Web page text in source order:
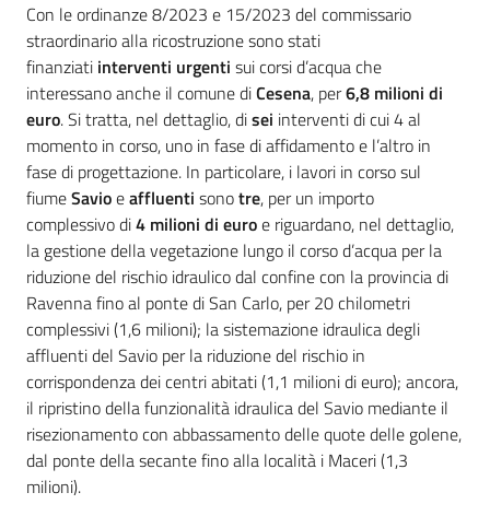
Con le ordinanze 8/2023 e 15/2023 del commissario
straordinario alla ricostruzione sono stati
finanziati interventi urgenti sui corsi d’acqua che
interessano anche il comune diCesena, per6,8 milioni di
euro. Si tratta, nel dettaglio, disei interventi di cui 4 al
momento in corso, uno in fase di affidamento e l’altro in
fase di progettazione. In particolare, i lavori in corso sul
fiumeSavioeaffluenti sonotre, per un importo
complessivo di4 milioni di euroe riguardano, nel dettaglio,
la gestione della vegetazione lungo il corso d’acqua per la
riduzione del rischio idraulico dal confine con la provincia di
Ravenna fino al ponte di San Carlo, per 20 chilometri
complessivi (1,6 milioni); la sistemazione idraulica degli
affluenti del Savio per la riduzione del rischio in
corrispondenza dei centri abitati (1,1 milioni di euro); ancora,
il ripristino della funzionalità idraulica del Savio mediante il
risezionamento con abbassamento delle quote delle golene,
dal ponte della secante fino alla località i Maceri (1,3
milioni).